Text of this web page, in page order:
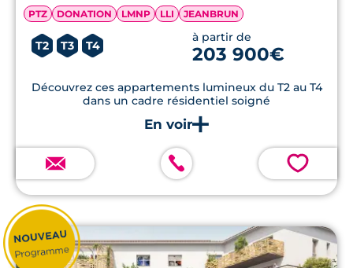
PTZ DONATION LMNP LLI JEANBRUN
T2 T3 T4
à partir de
203 900€
Découvrez ces appartements lumineux du T2 au T4
dans un cadre résidentiel soigné
💗